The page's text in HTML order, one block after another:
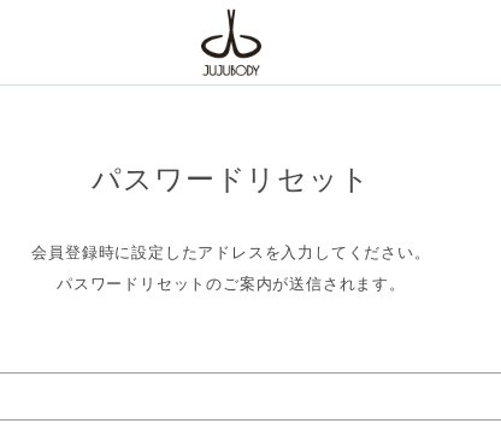
パスワードリセット
会員登録時に設定したアドレスを入力してください。
パスワードリセットのご案内が送信されます。